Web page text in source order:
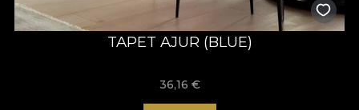
TAPET AJUR (BLUE)
36,16 €